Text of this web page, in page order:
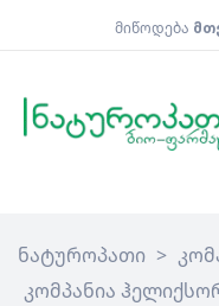
მიწოდება
ნატუროპათი >
კომპანია